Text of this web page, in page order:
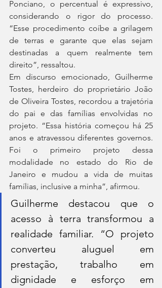
Ponciano, o percentual é expressivo,
considerando o rigor do processo.
“Esse procedimento coíbe a grilagem
de terras e garante que elas sejam
destinadas a quem realmente tem
direito”, ressaltou.
Em discurso emocionado, Guilherme
Tostes, herdeiro do proprietário João
de Oliveira Tostes, recordou a trajetória
do pai e das famílias envolvidas no
projeto. “Essa história começou há 25
anos e atravessou diferentes governos.
Foi o primeiro projeto dessa
modalidade no estado do Rio de
Janeiro e mudou a vida de muitas
famílias, inclusive a minha”, afirmou.
Guilherme destacou que o
acesso à terra transformou a
realidade familiar. “O projeto
converteu aluguel em
prestação, trabalho em
dignidade e esforço em